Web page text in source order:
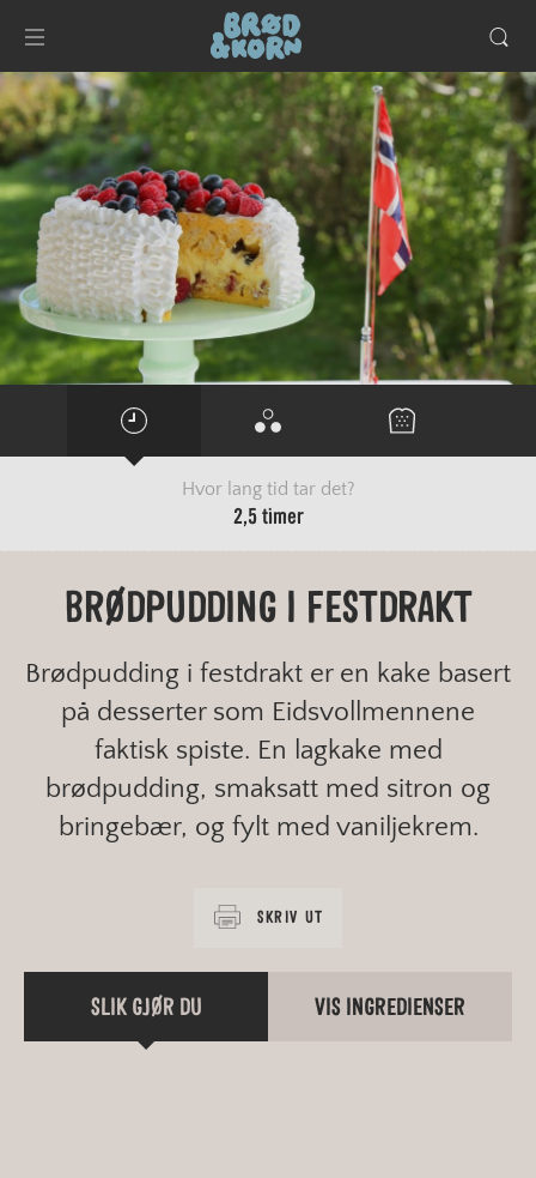
Hvor lang tid tar det?
2,5 timer
BRØDPUDDING I FESTDRAKT
Brødpudding i festdrakt er en kake basert
på desserter som Eidsvollmennene
faktisk spiste. En lagkake med
brødpudding, smaksatt med sitron og
bringebær, og fylt med vaniljekrem.
SKRIV UT
SLIK GJØR DU VIS INGREDIENSER